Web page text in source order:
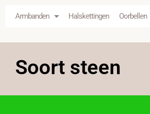
Armbanden Halskettingen Oorbellen
Soort steen